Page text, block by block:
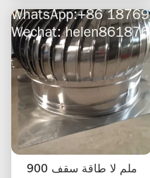
900 ملم لا طاقة سقف